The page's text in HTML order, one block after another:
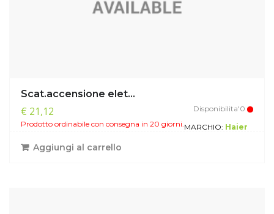
Scat.accensione elet...
€ 21,12
Disponibilita'0
Prodotto ordinabile con consegna in 20 giorni.MARCHIO: Haier
Aggiungi al carrello